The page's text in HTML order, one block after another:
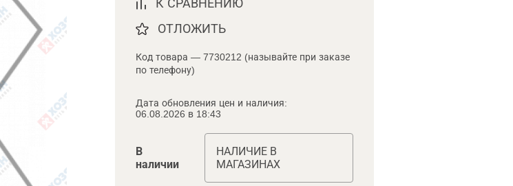
К СРАВНЕНИЮ
ОТЛОЖИТЬ
Код товара — 7730212 (называйте при заказе
по телефону)
Дата обновления цен и наличия:
06.08.2026 в 18:43
В
наличии
НАЛИЧИЕ В
МАГАЗИНАХ